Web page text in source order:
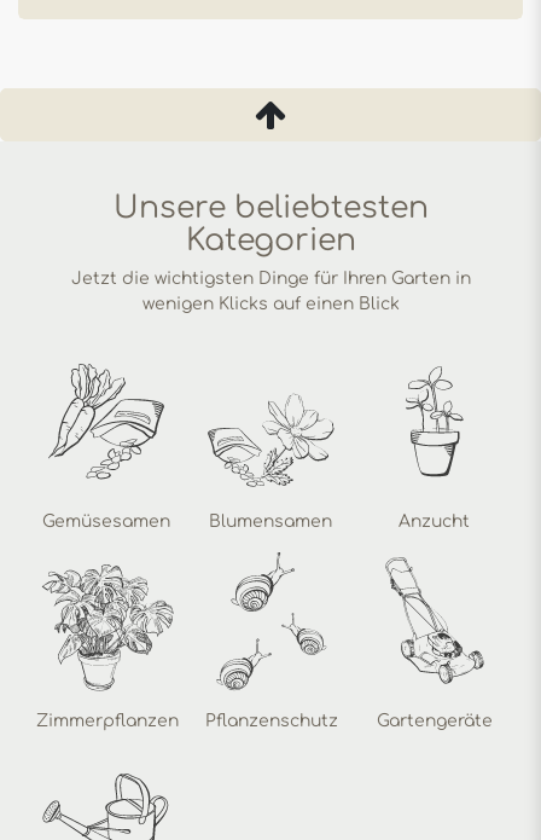
Unsere beliebtesten
Kategorien
Jetzt die wichtigsten Dinge für Ihren Garten in
wenigen Klicks auf einen Blick
Gemüsesamen Blumensamen Anzucht
Zimmerpflanzen Pflanzenschutz Gartengeräte